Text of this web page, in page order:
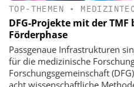
TOP-THEMEN •
DFG-Projekte mit der TMF
Förderphase
Passgenaue Infrastrukturen
für die medizinische
Forschungsgemeinschaft